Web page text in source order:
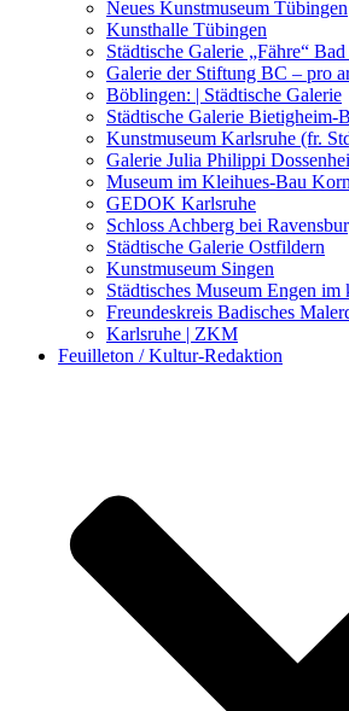
Kunstwettbewerbe,
Neues Kunstmuseum Tübingen
Kunsthalle Tübingen
Städtische Galerie „Fähre“
Galerie der Stiftung BC – pro
Böblingen: | Städtische Galerie
Städtische Galerie Bietigheim-
Kunstmuseum Karlsruhe (fr.
Galerie Julia Philippi
Museum im Kleihues-Bau
GEDOK Karlsruhe
Schloss Achberg bei
Städtische Galerie Ostfildern
Kunstmuseum Singen
Städtisches Museum Engen
Freundeskreis Badisches
Karlsruhe | ZKM
Feuilleton / Kultur-Redaktion